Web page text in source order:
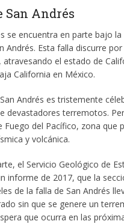
San Andrés
se encuentra en parte bajo la
Andrés. Esta falla discurre
el estado de
California en México.
Andrés es tristemente
devastadores terremotos.
Fuego del Pacífico, zona que
y volcánica.
el Servicio Geológico de
informe de 2017, que la
de la falla de San Andrés
sin que se genere un
que ocurra en las